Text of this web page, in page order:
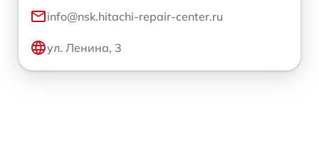
info@nsk.hitachi-repair-center.ru
ул. Ленина, 3